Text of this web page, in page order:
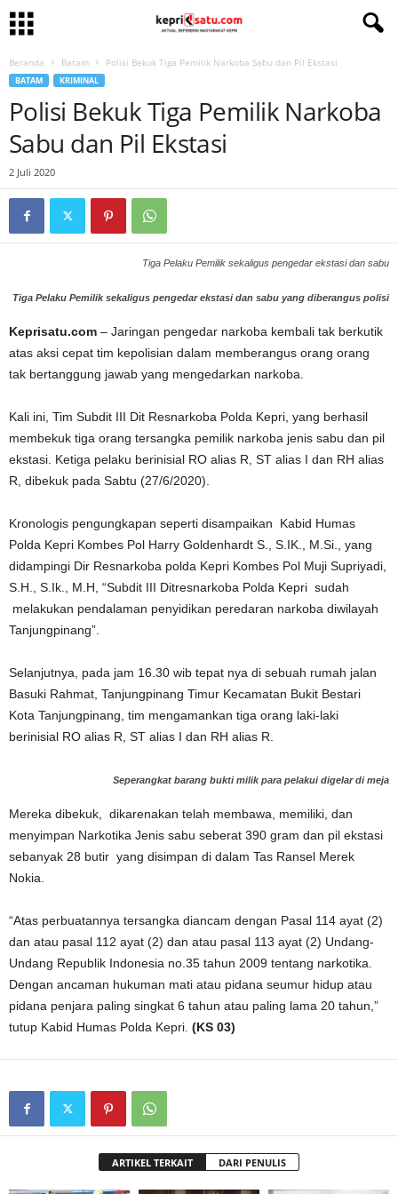
Beranda Batam Polisi Bekuk Tiga Pemilik Narkoba Sabu dan Pil Ekstasi
BATAM KRIMINAL
Polisi Bekuk Tiga Pemilik Narkoba
Sabu dan Pil Ekstasi
2 Juli 2020
Tiga Pelaku Pemilik sekaligus pengedar ekstasi dan sabu
Tiga Pelaku Pemilik sekaligus pengedar ekstasi dan sabu yang diberangus polisi
Keprisatu.com – Jaringan pengedar narkoba kembali tak berkutik
atas aksi cepat tim kepolisian dalam memberangus orang orang
tak bertanggung jawab yang mengedarkan narkoba.
Kali ini, Tim Subdit III Dit Resnarkoba Polda Kepri, yang berhasil
membekuk tiga orang tersangka pemilik narkoba jenis sabu dan pil
ekstasi. Ketiga pelaku berinisial RO alias R, ST alias I dan RH alias
R, dibekuk pada Sabtu (27/6/2020).
Kronologis pengungkapan seperti disampaikan Kabid Humas
Polda Kepri Kombes Pol Harry Goldenhardt S., S.IK., M.Si., yang
didampingi Dir Resnarkoba polda Kepri Kombes Pol Muji Supriyadi,
S.H., S.Ik., M.H, “Subdit III Ditresnarkoba Polda Kepri sudah
melakukan pendalaman penyidikan peredaran narkoba diwilayah
Tanjungpinang”.
Selanjutnya, pada jam 16.30 wib tepat nya di sebuah rumah jalan
Basuki Rahmat, Tanjungpinang Timur Kecamatan Bukit Bestari
Kota Tanjungpinang, tim mengamankan tiga orang laki-laki
berinisial RO alias R, ST alias I dan RH alias R.
Seperangkat barang bukti milik para pelakui digelar di meja
Mereka dibekuk, dikarenakan telah membawa, memiliki, dan
menyimpan Narkotika Jenis sabu seberat 390 gram dan pil ekstasi
sebanyak 28 butir yang disimpan di dalam Tas Ransel Merek
Nokia.
“Atas perbuatannya tersangka diancam dengan Pasal 114 ayat (2)
dan atau pasal 112 ayat (2) dan atau pasal 113 ayat (2) Undang-
Undang Republik Indonesia no.35 tahun 2009 tentang narkotika.
Dengan ancaman hukuman mati atau pidana seumur hidup atau
pidana penjara paling singkat 6 tahun atau paling lama 20 tahun,”
tutup Kabid Humas Polda Kepri. (KS 03)
ARTIKEL TERKAIT DARI PENULIS